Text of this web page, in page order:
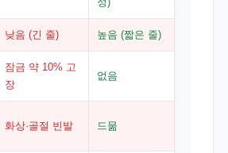
낮음 (긴 줄) 높음 (짧은 줄)
잠금 약 10% 고
장
없음
화상·골절 빈발 드묾